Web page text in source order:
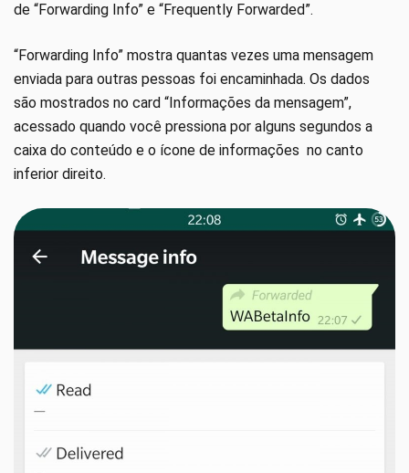
de “Forwarding Info” e “Frequently Forwarded”.
“Forwarding Info” mostra quantas vezes uma mensagem
enviada para outras pessoas foi encaminhada. Os dados
são mostrados no card “Informações da mensagem”,
acessado quando você pressiona por alguns segundos a
caixa do conteúdo e o ícone de informações no canto
inferior direito.